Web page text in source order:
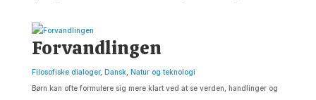
Forvandlingen
Filosofiske dialoger, Dansk, Natur og teknologi
Børn kan ofte formulere sig mere klart ved at se verden, handlinger og